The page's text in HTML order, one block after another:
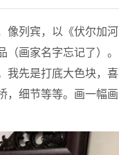
像列宾，以《伏尔加河
画家名字忘记了）。
我先是打底大色块，喜
，细节等等。画一幅画